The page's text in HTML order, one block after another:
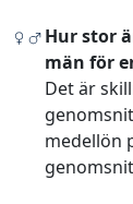
Hur stor
män för
Det är
medellön